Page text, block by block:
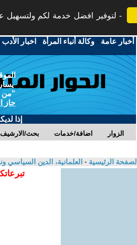
لتوفير افضل خدمة لكم ولتسهيل
أخبار عامة -وكالة أنباء المرأة - اخبار
"من
حاز
إذا
بحث/الارشيف اضافة/خدمات الزوار
الصفحة الرئيسية - العلمانية، الدين السياسي